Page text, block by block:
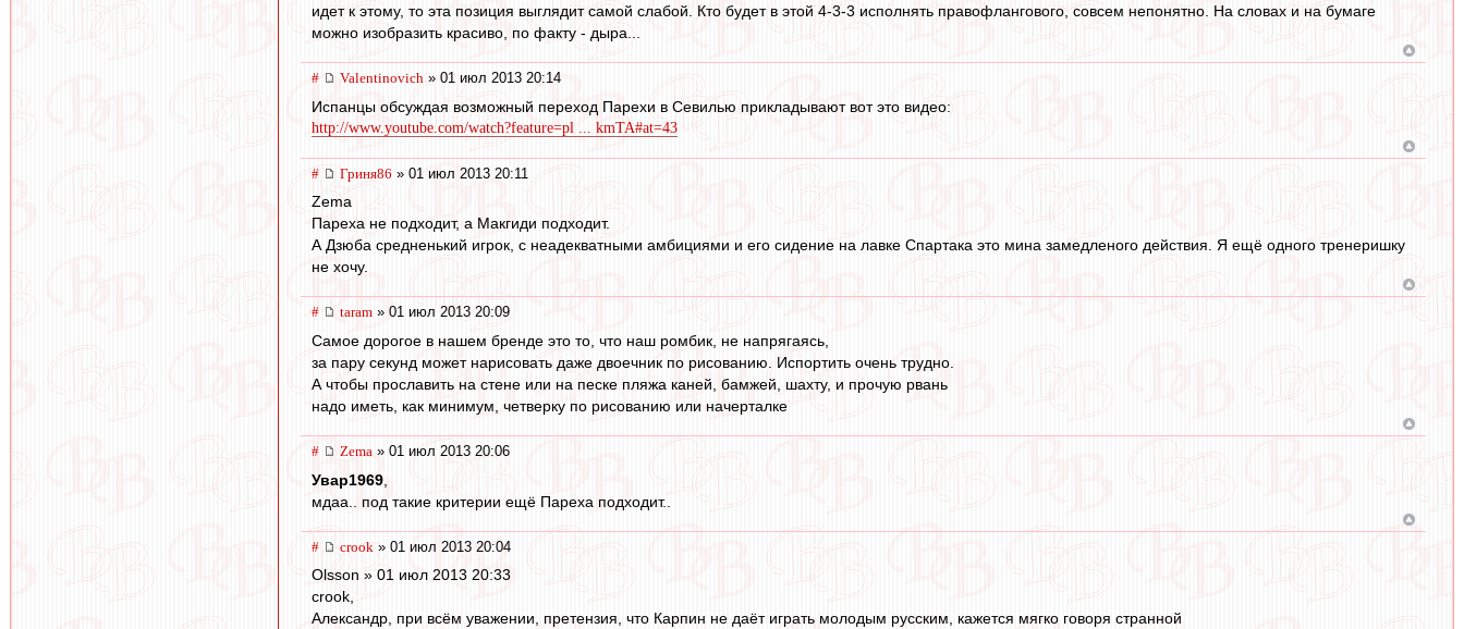
идет к этому, то эта позиция выглядит самой слабой. Кто будет в этой 4-3-3 исполнять правофлангового, совсем непонятно. На словах и на бумаге
можно изобразить красиво, по факту - дыра...
# Valentinovich » 01 июл 2013 20:14
Испанцы обсуждая возможный переход Парехи в Севилью прикладывают вот это видео:
http://www.youtube.com/watch?feature=pl ... kmTA#at=43
# Гриня86 » 01 июл 2013 20:11
Zema
Пареха не подходит, а Макгиди подходит.
А Дзюба средненький игрок, с неадекватными амбициями и его сидение на лавке Спартака это мина замедленого действия. Я ещё одного тренеришку
не хочу.
# taram » 01 июл 2013 20:09
Самое дорогое в нашем бренде это то, что наш ромбик, не напрягаясь,
за пару секунд может нарисовать даже двоечник по рисованию. Испортить очень трудно.
А чтобы прославить на стене или на песке пляжа каней, бамжей, шахту, и прочую рвань
надо иметь, как минимум, четверку по рисованию или начерталке
# Zema » 01 июл 2013 20:06
Увар1969
мдаа.. под такие критерии ещё Пареха подходит..
# crook » 01 июл 2013 20:04
Olsson » 01 июл 2013 20:33
crook,
Александр, при всём уважении, претензия, что Карпин не даёт играть молодым русским, кажется мягко говоря странной